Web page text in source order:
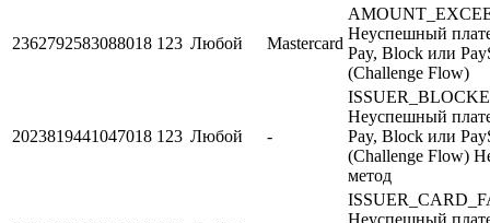
2362792583088018 123 Любой Mastercard
Неуспешный
Pay, Block или
(Challenge Flow)
2023819441047018 123 Любой -
Неуспешный
Pay, Block или
(Challenge Flow)
метод
Неуспешный